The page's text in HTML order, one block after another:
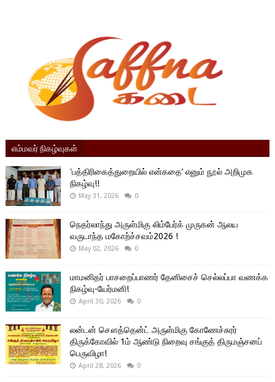
எம்மவர் நிகழ்வுகள்
'பத்திரிகைத்துறையில் என்கதை’ எனும் நூல் அறிமுக
நிகழ்வு!!
May 31, 2026 0
நெதர்லாந்து அருள்மிகு லிம்பேர்க் முருகன் ஆலய
வருடாந்த மகோற்ச்சவம்2026 !
May 02, 2026 0
மாமனிதர் பாசறைப்பாணர் தேனிசைச் செல்லப்பா வணக்க
நிகழ்வு-யேர்மனி!
April 30, 2026 0
லன்டன் சௌத்தென்ட் அருள்மிகு கோணேச்சுரர்
திருக்கோவில் 1ம் ஆண்டு நிறைவு சங்குத் திருமஞ்சனப்
பெருவிழா!
April 28, 2026 0